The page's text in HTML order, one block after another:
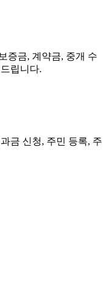
증금, 계약금, 중개 수
립니다.
금 신청, 주민 등록, 주